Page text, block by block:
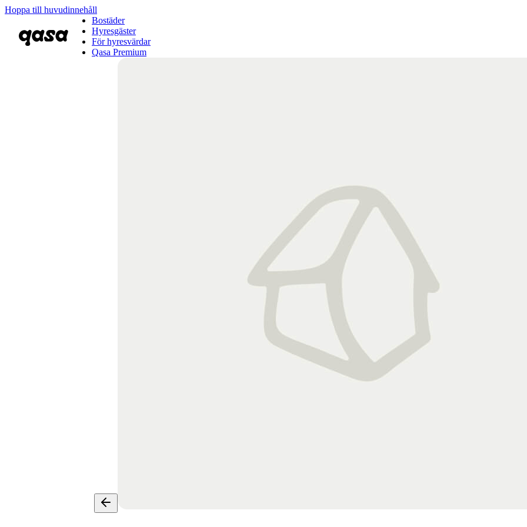
Hoppa till huvudinnehåll
Bostäder
Hyresgäster
För hyresvärdar
Qasa Premium